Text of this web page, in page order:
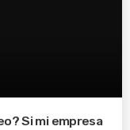
Si mi empresa